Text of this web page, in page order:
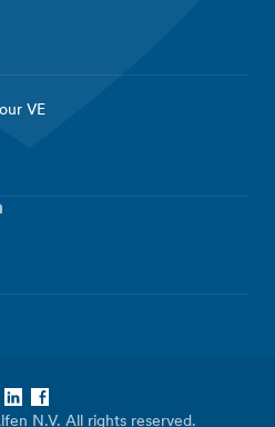
VE
N.V. All rights reserved.
LinkedIn